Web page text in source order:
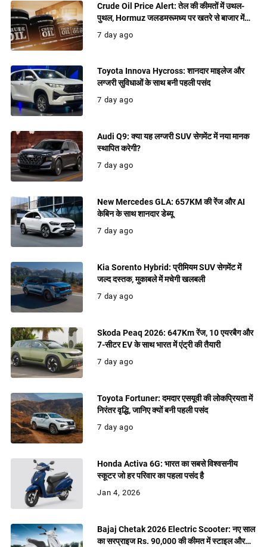
Crude Oil Price Alert: तेल की कीमतों में उथल-
पुथल, Hormuz जलडमरूमध्य पर खतरे से बाजार में
बढ़ी हलचल
7 day ago
Toyota Innova Hycross: शानदार माइलेज और
लग्जरी सुविधाओं के साथ बनी पहली पसंद
7 day ago
Audi Q9: क्या यह लग्जरी SUV सेगमेंट में नया मानक
स्थापित करेगी?
7 day ago
New Mercedes GLA: 657KM की रेंज और AI
केबिन के साथ शानदार डेब्यू
7 day ago
Kia Sorento Hybrid: प्रीमियम SUV सेगमेंट में
जल्द दस्तक, मुकाबले में मचेगी खलबली
7 day ago
Skoda Peaq 2026: 647Km रेंज, 10 एयरबैग और
7-सीटर EV के साथ भारत में एंट्री की तैयारी
7 day ago
Toyota Fortuner: दमदार एसयूवी की लोकप्रियता में
निरंतर वृद्धि, जानिए क्यों बनी पहली पसंद
7 day ago
Honda Activa 6G: भारत का सबसे विश्वसनीय
स्कूटर जो हर परिवार का पहला पसंद है
Jan 4, 2026
Bajaj Chetak 2026 Electric Scooter: नए साल
का सरप्राइज Rs. 90,000 की कीमत में स्टाइल और